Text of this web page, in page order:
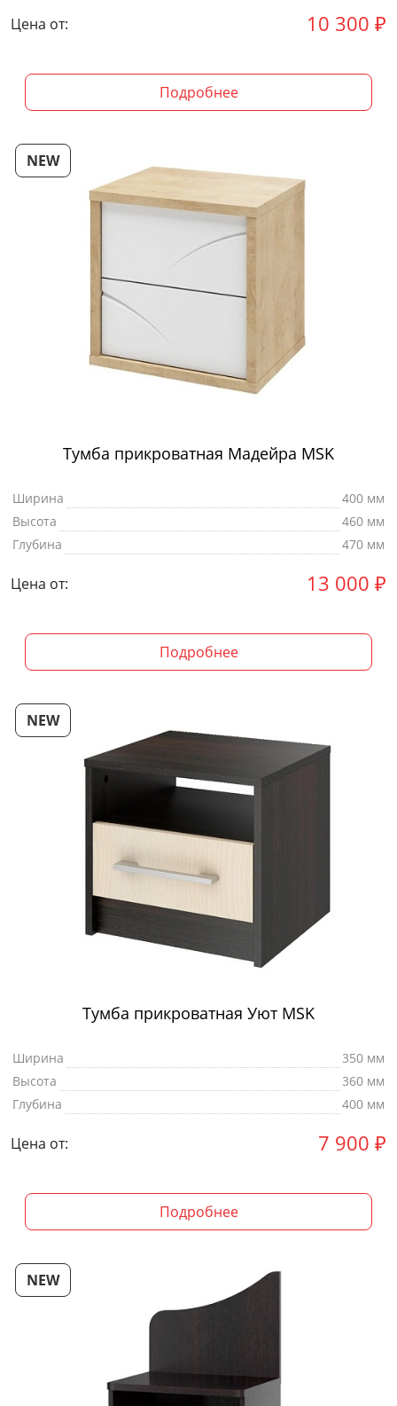
Цена от: 10 300 ₽
Подробнее
NEW
Тумба прикроватная Мадейра MSK
Ширина
400 мм
Высота
460 мм
Глубина
470 мм
Цена от: 13 000 ₽
Подробнее
NEW
Тумба прикроватная Уют MSK
Ширина
350 мм
Высота
360 мм
Глубина
400 мм
Цена от: 7 900 ₽
Подробнее
NEW